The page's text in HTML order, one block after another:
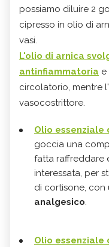
possiamo diluire 2
cipresso in olio di
vasi.
L'olio di arnica
antinfiammatoria e
circolatorio, mentre
vasocostrittore.
Olio essenziale
goccia una
fatta raffreddare
interessata, per
di cortisone, con
analgesico.
Olio essenziale